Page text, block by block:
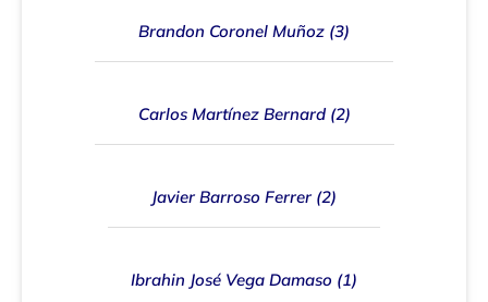
Brandon Coronel Muñoz (3)
Carlos Martínez Bernard (2)
Javier Barroso Ferrer (2)
Ibrahin José Vega Damaso (1)